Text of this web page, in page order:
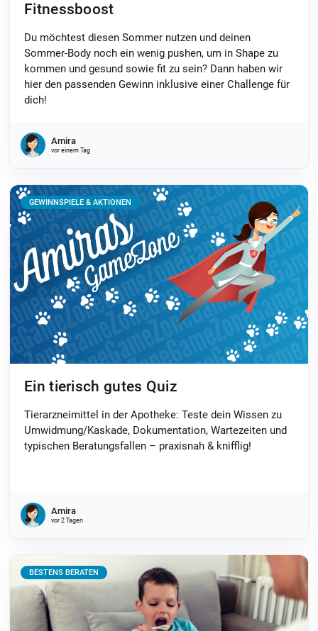
Fitnessboost
Du möchtest diesen Sommer nutzen und deinen
Sommer-Body noch ein wenig pushen, um in Shape zu
kommen und gesund sowie fit zu sein? Dann haben wir
hier den passenden Gewinn inklusive einer Challenge für
dich!
Amira
vor einem Tag
GEWINNSPIELE & AKTIONEN
Ein tierisch gutes Quiz
Tierarzneimittel in der Apotheke: Teste dein Wissen zu
Umwidmung/Kaskade, Dokumentation, Wartezeiten und
typischen Beratungsfallen – praxisnah & knifflig!
Amira
vor 2 Tagen
BESTENS BERATEN